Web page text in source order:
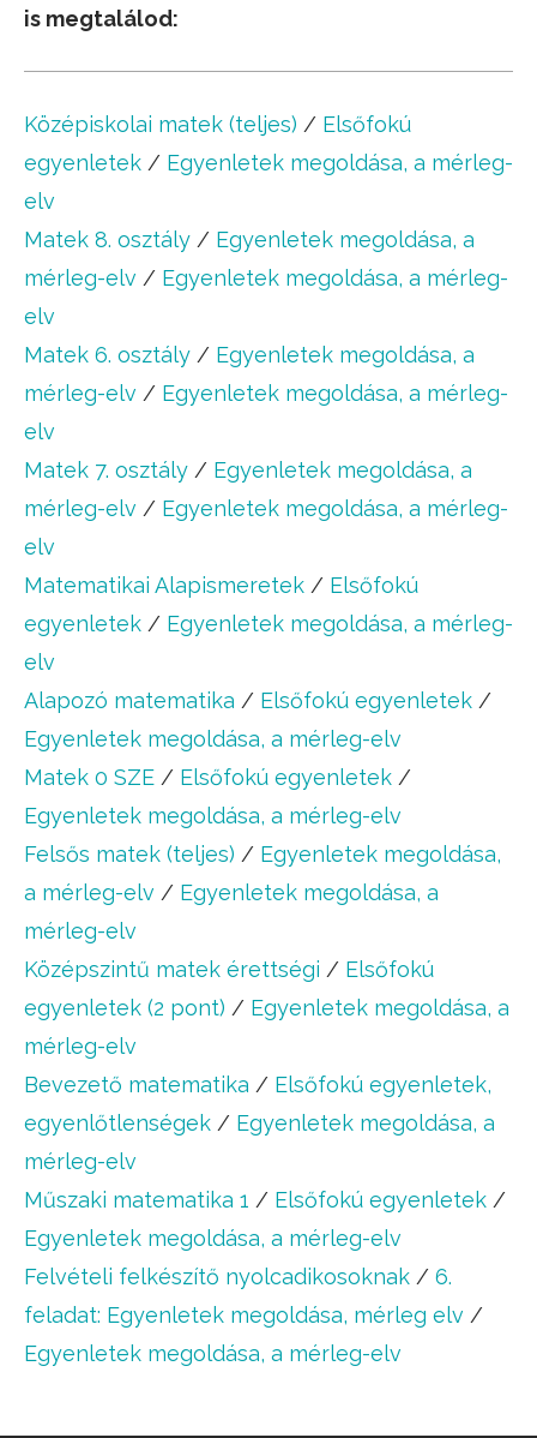
is megtalálod:
Középiskolai matek (teljes) / Elsőfokú
egyenletek / Egyenletek megoldása, a mérleg-
elv
Matek 8. osztály / Egyenletek megoldása, a
mérleg-elv / Egyenletek megoldása, a mérleg-
elv
Matek 6. osztály / Egyenletek megoldása, a
mérleg-elv / Egyenletek megoldása, a mérleg-
elv
Matek 7. osztály / Egyenletek megoldása, a
mérleg-elv / Egyenletek megoldása, a mérleg-
elv
Matematikai Alapismeretek / Elsőfokú
egyenletek / Egyenletek megoldása, a mérleg-
elv
Alapozó matematika / Elsőfokú egyenletek /
Egyenletek megoldása, a mérleg-elv
Matek 0 SZE / Elsőfokú egyenletek /
Egyenletek megoldása, a mérleg-elv
Felsős matek (teljes) / Egyenletek megoldása,
a mérleg-elv / Egyenletek megoldása, a
mérleg-elv
Középszintű matek érettségi / Elsőfokú
egyenletek (2 pont) / Egyenletek megoldása, a
mérleg-elv
Bevezető matematika / Elsőfokú egyenletek,
egyenlőtlenségek / Egyenletek megoldása, a
mérleg-elv
Műszaki matematika 1 / Elsőfokú egyenletek /
Egyenletek megoldása, a mérleg-elv
Felvételi felkészítő nyolcadikosoknak / 6.
feladat: Egyenletek megoldása, mérleg elv /
Egyenletek megoldása, a mérleg-elv